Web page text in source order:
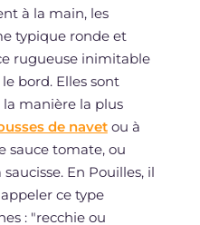
à la main, les
typique ronde et
rugueuse inimitable
bord. Elles sont
la manière la plus
de navetou à
sauce tomate, ou
En Pouilles, il
ce type
: "recchie ou